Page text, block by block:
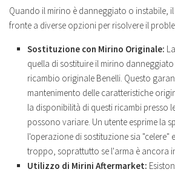
Quando il mirino è danneggiato o instabile,
fronte a diverse opzioni per risolvere il
Sostituzione con Mirino Originale:
quella di sostituire il mirino
ricambio originale Benelli. Questo
mantenimento delle caratteristiche
la disponibilità di questi ricambi presso
possono variare. Un utente esprime la
l'operazione di sostituzione sia "celere"
troppo, soprattutto se l'arma è ancora
Utilizzo di Mirini Aftermarket: